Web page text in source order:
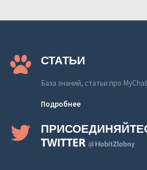
СТАТЬИ
База знаний, статьи про
Подробнее
TWITTER @HobitZlobny